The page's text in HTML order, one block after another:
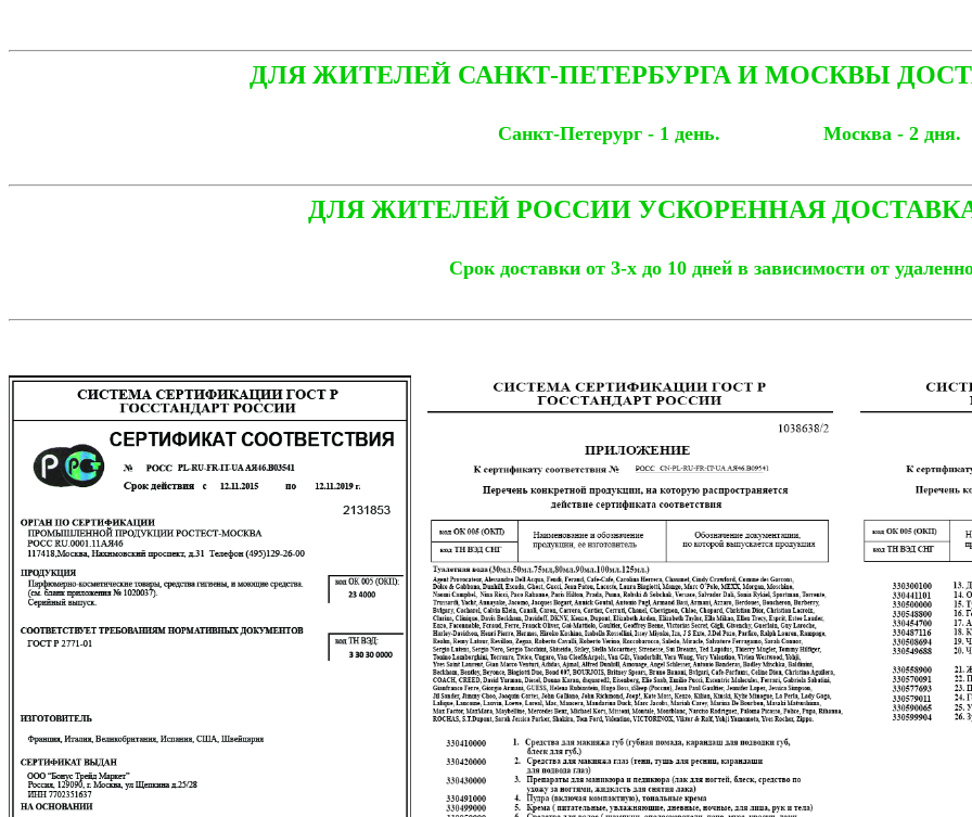
ДЛЯ ЖИТЕЛЕЙ САНКТ-ПЕТЕРБУРГА И МОСКВЫ
Санкт-Петерург - 1 день. Москва - 2 дня.
ДЛЯ ЖИТЕЛЕЙ РОССИИ УСКОРЕННАЯ
Срок доставки от 3-х до 10 дней в зависимости от